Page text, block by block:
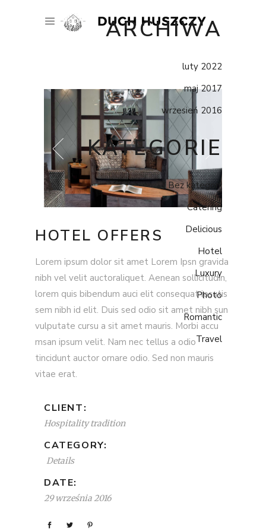
ARCHIWA
luty 2022
maj 2017
wrzesień 2016
KATEGORIE
Bez kategorii
Catering
Delicious
Hotel
Luxury
Photo
Romantic
Travel
HOTEL OFFERS
Lorem ipsum dolor sit amet Lorem Ipsn gravida
nibh vel velit auctoraliquet. Aenean sollicitudin,
lorem quis bibendum auci elit consequat ipsutis
sem nibh id elit. Duis sed odio sit amet nibh sun
vulputate cursu a sit amet mauris. Morbi accu
msan ipsum velit. Nam nec tellus a odio
tincidunt auctor ornare odio. Sed non mauris
vitae erat.
CLIENT:
Hospitality tradition
CATEGORY:
Details
DATE:
29 września 2016